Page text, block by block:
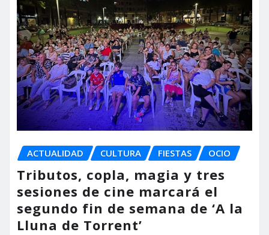
ACTUALIDAD CULTURA FIESTAS OCIO
Tributos, copla, magia y tres
sesiones de cine marcará el
segundo fin de semana de ‘A la
Lluna de Torrent’